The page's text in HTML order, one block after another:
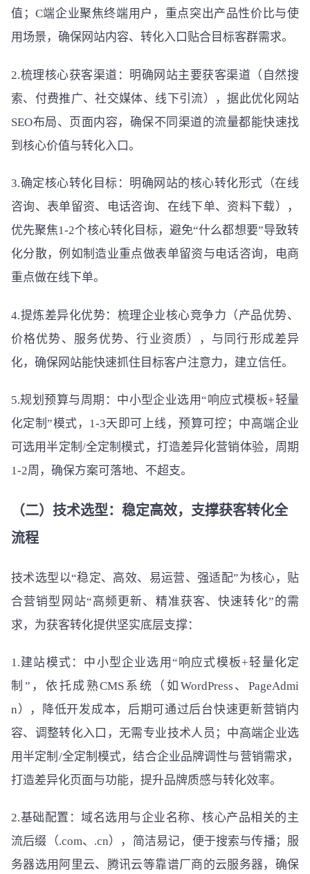
值；C端企业聚焦终端用户，重点突出产品性价比与使
用场景，确保网站内容、转化入口贴合目标客群需求。
2.梳理核心获客渠道：明确网站主要获客渠道（自然搜
索、付费推广、社交媒体、线下引流），据此优化网站
SEO布局、页面内容，确保不同渠道的流量都能快速找
到核心价值与转化入口。
3.确定核心转化目标：明确网站的核心转化形式（在线
咨询、表单留资、电话咨询、在线下单、资料下载），
优先聚焦1-2个核心转化目标，避免“什么都想要”导致转
化分散，例如制造业重点做表单留资与电话咨询，电商
重点做在线下单。
4.提炼差异化优势：梳理企业核心竞争力（产品优势、
价格优势、服务优势、行业资质），与同行形成差异
化，确保网站能快速抓住目标客户注意力，建立信任。
5.规划预算与周期：中小型企业选用“响应式模板+轻量
化定制”模式，1-3天即可上线，预算可控；中高端企业
可选用半定制/全定制模式，打造差异化营销体验，周期
1-2周，确保方案可落地、不超支。
（二）技术选型：稳定高效，支撑获客转化全
流程
技术选型以“稳定、高效、易运营、强适配”为核心，贴
合营销型网站“高频更新、精准获客、快速转化”的需
求，为获客转化提供坚实底层支撑：
1.建站模式：中小型企业选用“响应式模板+轻量化定
制”，依托成熟CMS系统（如WordPress、PageAdmi
n），降低开发成本，后期可通过后台快速更新营销内
容、调整转化入口，无需专业技术人员；中高端企业选
用半定制/全定制模式，结合企业品牌调性与营销需求，
打造差异化页面与功能，提升品牌质感与转化效率。
2.基础配置：域名选用与企业名称、核心产品相关的主
流后缀（.com、.cn），简洁易记，便于搜索与传播；服
务器选用阿里云、腾讯云等靠谱厂商的云服务器，确保